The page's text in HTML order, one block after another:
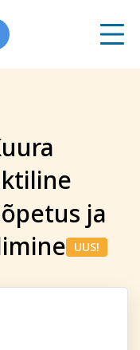
Keeled
ja
UUS!